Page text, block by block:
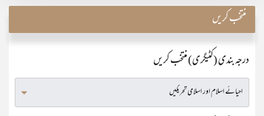
منتخب کریں
درجہ بندی (کٹیگری) منتخب کریں